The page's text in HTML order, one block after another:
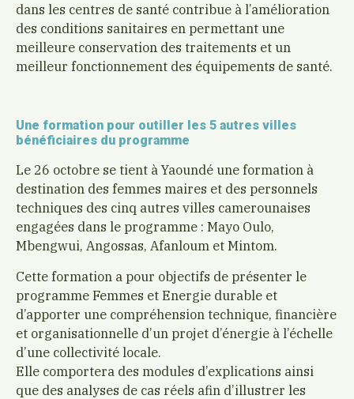
dans les centres de santé contribue à l’amélioration
des conditions sanitaires en permettant une
meilleure conservation des traitements et un
meilleur fonctionnement des équipements de santé.
Une formation pour outiller les 5 autres villes
bénéficiaires du programme
Le 26 octobre se tient à Yaoundé une formation à
destination des femmes maires et des personnels
techniques des cinq autres villes camerounaises
engagées dans le programme : Mayo Oulo,
Mbengwui, Angossas, Afanloum et Mintom.
Cette formation a pour objectifs de présenter le
programme Femmes et Energie durable et
d’apporter une compréhension technique, financière
et organisationnelle d’un projet d’énergie à l’échelle
d’une collectivité locale.
Elle comportera des modules d’explications ainsi
que des analyses de cas réels afin d’illustrer les